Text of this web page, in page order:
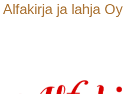
Alfakirja ja lahja Oy